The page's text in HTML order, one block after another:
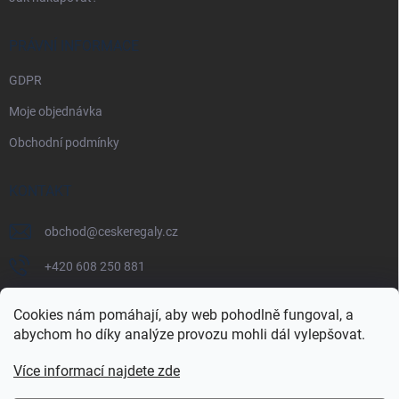
Cookies nám pomáhají, aby web pohodlně fungoval, a
abychom ho díky analýze provozu mohli dál vylepšovat.
Více informací najdete zde
PRÁVNÍ INFORMACE
GDPR
Moje objednávka
Obchodní podmínky
KONTAKT
obchod@ceskeregaly.cz
+420 608 250 881